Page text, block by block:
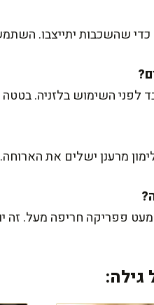
לפני השימוש בלזניה.
מרענן ישלים את
פפריקה חריפה מעל. זה
גילה: